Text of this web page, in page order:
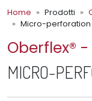
Home Prodotti
Micro-perforation
Oberflex®
MICRO-